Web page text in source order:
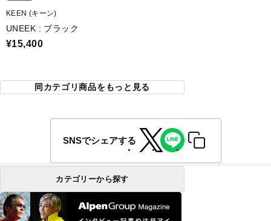
KEEN (キーン)
UNEEK : ブラック
¥15,400
同カテゴリ商品をもっと見る
SNSでシェアする
カテゴリーから探す